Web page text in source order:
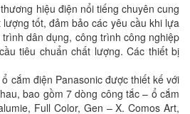
hiệu điện nổi tiếng chuyên cung
tốt, đảm bảo các yêu cầu khi lựa
dân dụng, công trình công nghiệp
tiêu chuẩn chất lượng. Các thiết bị
cắm điện Panasonic được thiết kế với
bao gồm 7 dòng công tắc – ổ cắm
Full Color, Gen – X. Comos Art,